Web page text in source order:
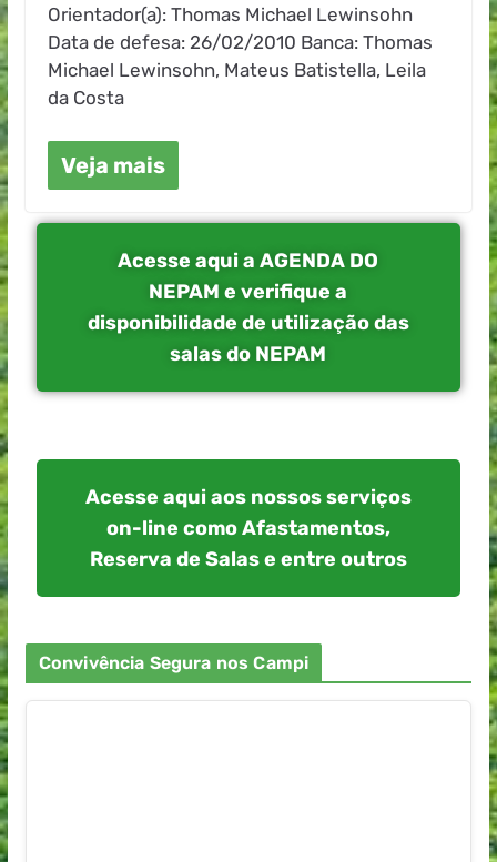
Orientador(a): Thomas Michael Lewinsohn
Data de defesa: 26/02/2010 Banca: Thomas
Michael Lewinsohn, Mateus Batistella, Leila
da Costa
Veja mais
Acesse aqui a AGENDA DO
NEPAM e verifique a
disponibilidade de utilização das
salas do NEPAM
Acesse aqui aos nossos serviços
on-line como Afastamentos,
Reserva de Salas e entre outros
Convivência Segura nos Campi